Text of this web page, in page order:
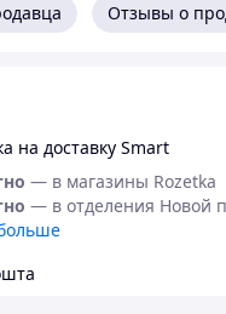
Отзывы о
на доставку Smart
— в магазины Rozetka
— в отделения Новой